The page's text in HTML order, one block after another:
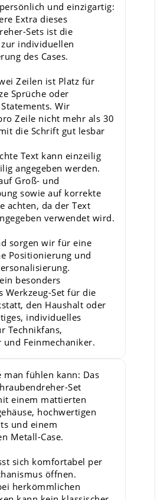
und einzigartig:
Extra dieses
Sets ist die
individuellen
des Cases.
Zeilen ist Platz für
Sprüche oder
Wir
Zeile nicht mehr als 30
die Schrift gut lesbar
Text kann einzeilig
angegeben werden.
Groß- und
sowie auf korrekte
achten, da der Text
verwendet wird.
sorgen wir für eine
Positionierung und
besonders
Werkzeug-Set für die
den Haushalt oder
individuelles
Technikfans,
und Feinmechaniker.
man fühlen kann: Das
Set
einem mattierten
hochwertigen
und einem
Metall-Case.
sich komfortabel per
öffnen.
herkömmlichen